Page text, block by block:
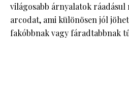
világosabb árnyalatok
arcodat, ami különösen jól
fakóbbnak vagy fáradtabbnak